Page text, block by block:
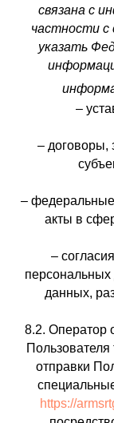
связана с
частности с
указать
–
– договоры,
–
акты в
–
данных,
8.2. Оператор
Пользователя
отправки
https://